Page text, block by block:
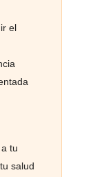
el
tu
salud